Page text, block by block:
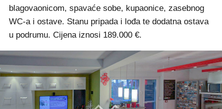
blagovaonicom, spavaće sobe, kupaonice, zasebnog
WC-a i ostave. Stanu pripada i lođa te dodatna ostava
u podrumu. Cijena iznosi 189.000 €.